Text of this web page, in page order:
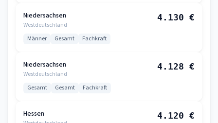
Niedersachsen
Westdeutschland
4.130 €
Männer Gesamt Fachkraft
Niedersachsen
Westdeutschland
4.128 €
Gesamt Gesamt Fachkraft
Hessen 4.120 €